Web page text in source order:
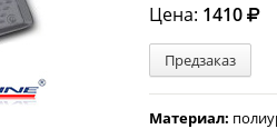
Цена: 1410
Предзаказ
Материал: